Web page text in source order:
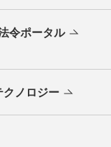
令ポータル
クノロジー